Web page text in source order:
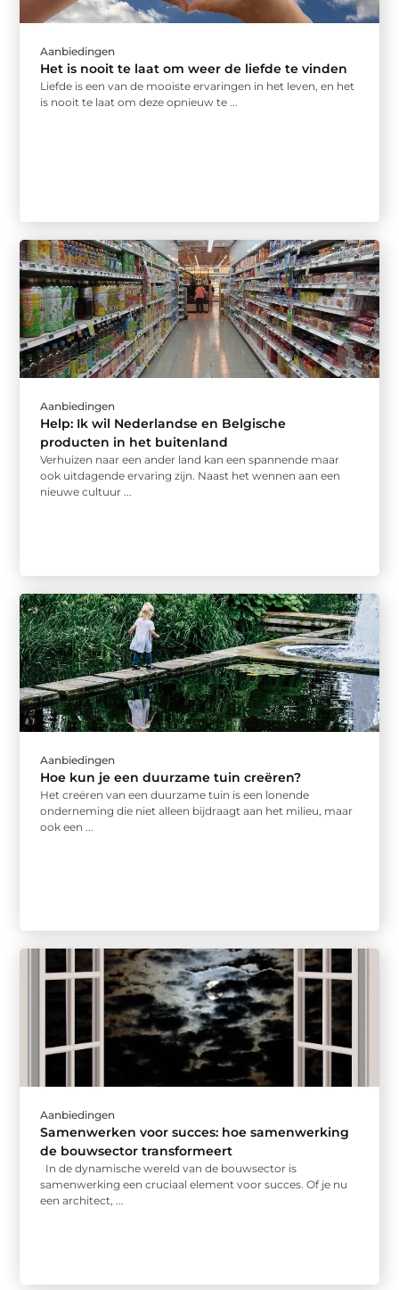
Aanbiedingen
Het is nooit te laat om weer de liefde te vinden
Liefde is een van de mooiste ervaringen in het leven, en het
is nooit te laat om deze opnieuw te ...
Aanbiedingen
Help: Ik wil Nederlandse en Belgische
producten in het buitenland
Verhuizen naar een ander land kan een spannende maar
ook uitdagende ervaring zijn. Naast het wennen aan een
nieuwe cultuur ...
Aanbiedingen
Hoe kun je een duurzame tuin creëren?
Het creëren van een duurzame tuin is een lonende
onderneming die niet alleen bijdraagt aan het milieu, maar
ook een ...
Aanbiedingen
Samenwerken voor succes: hoe samenwerking
de bouwsector transformeert
In de dynamische wereld van de bouwsector is
samenwerking een cruciaal element voor succes. Of je nu
een architect, ...